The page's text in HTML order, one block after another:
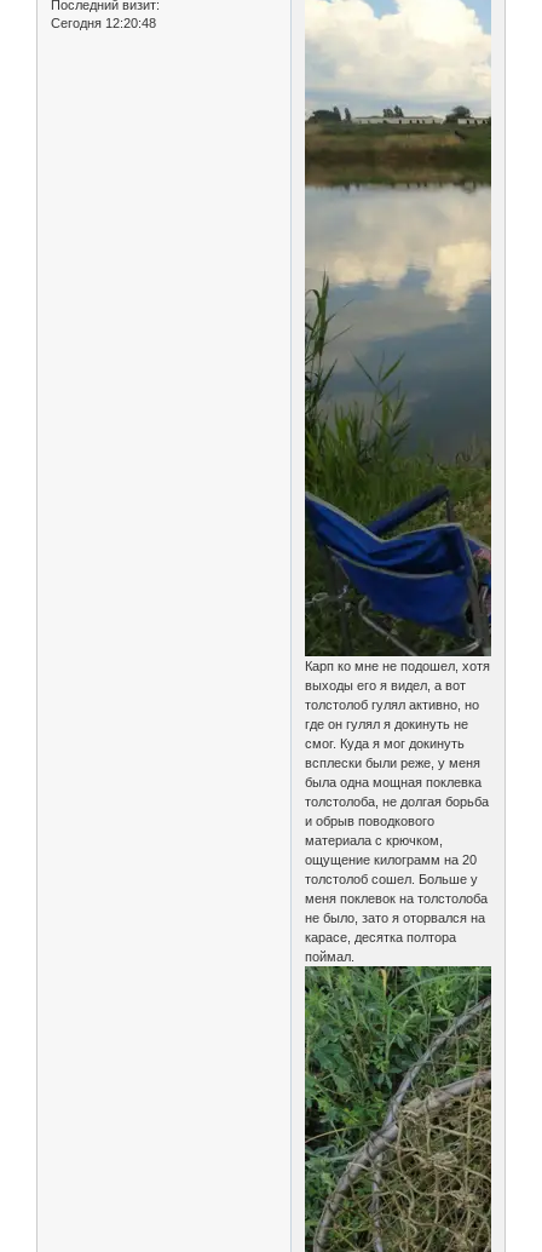
Последний визит:
Сегодня 12:20:48
Карп ко мне не подошел, хотя
выходы его я видел, а вот
толстолоб гулял активно, но
где он гулял я докинуть не
смог. Куда я мог докинуть
всплески были реже, у меня
была одна мощная поклевка
толстолоба, не долгая борьба
и обрыв поводкового
материала с крючком,
ощущение килограмм на 20
толстолоб сошел. Больше у
меня поклевок на толстолоба
не было, зато я оторвался на
карасе, десятка полтора
поймал.